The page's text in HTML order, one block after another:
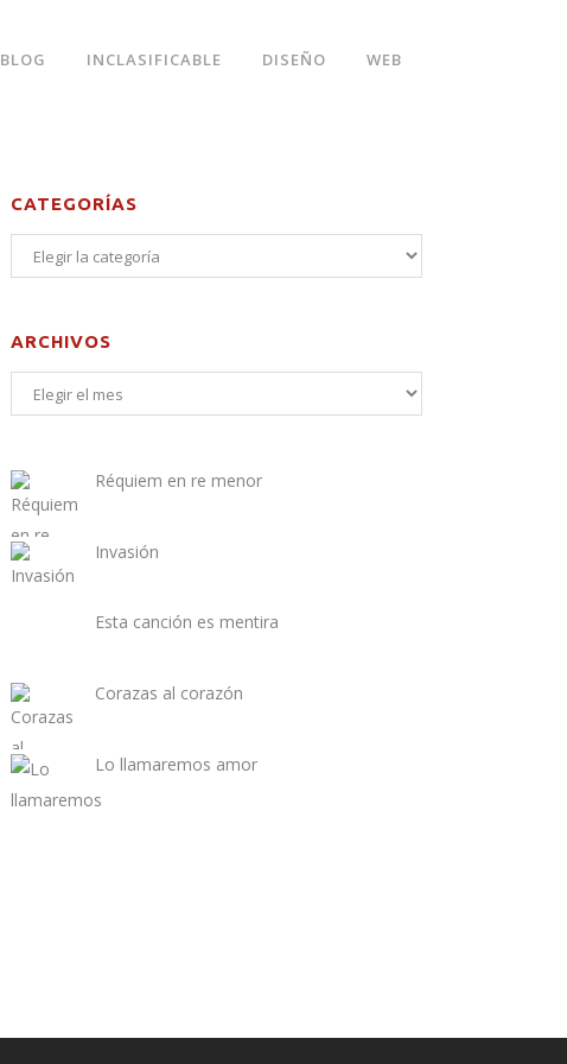
BLOG INCLASIFICABLE DISEÑO WEB
CATEGORÍAS
ARCHIVOS
Réquiem en re menor
Invasión
Esta canción es mentira
Corazas al corazón
Lo llamaremos amor